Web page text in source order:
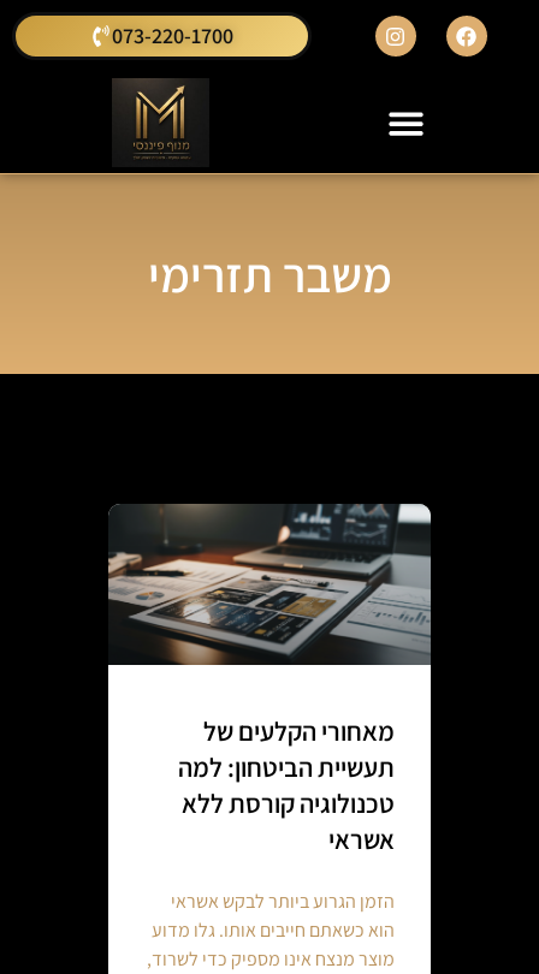
073-220-1700
משבר תזרימי
מאחורי הקלעים של
תעשיית הביטחון: למה
טכנולוגיה קורסת ללא
אשראי
הזמן הגרוע ביותר לבקש אשראי
הוא כשאתם חייבים אותו. גלו מדוע
מוצר מנצח אינו מספיק כדי לשרוד,